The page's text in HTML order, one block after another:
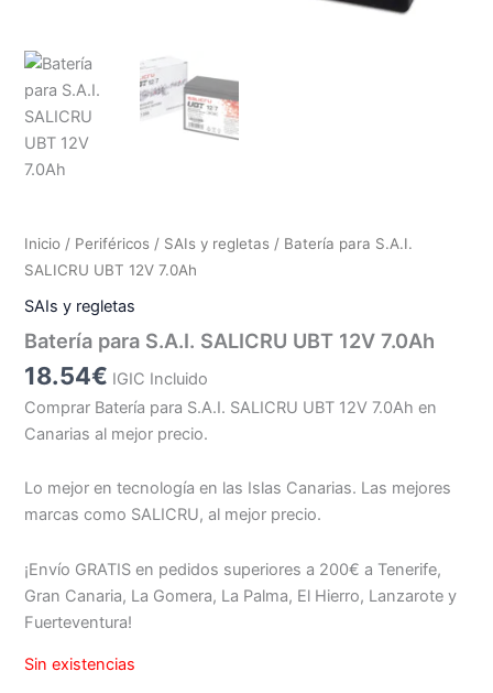
Inicio / Periféricos / SAIs y regletas / Batería para S.A.I.
SALICRU UBT 12V 7.0Ah
SAIs y regletas
Batería para S.A.I. SALICRU UBT 12V 7.0Ah
18.54€ IGIC Incluido
Comprar Batería para S.A.I. SALICRU UBT 12V 7.0Ah en
Canarias al mejor precio.
Lo mejor en tecnología en las Islas Canarias. Las mejores
marcas como SALICRU, al mejor precio.
¡Envío GRATIS en pedidos superiores a 200€ a Tenerife,
Gran Canaria, La Gomera, La Palma, El Hierro, Lanzarote y
Fuerteventura!
Sin existencias